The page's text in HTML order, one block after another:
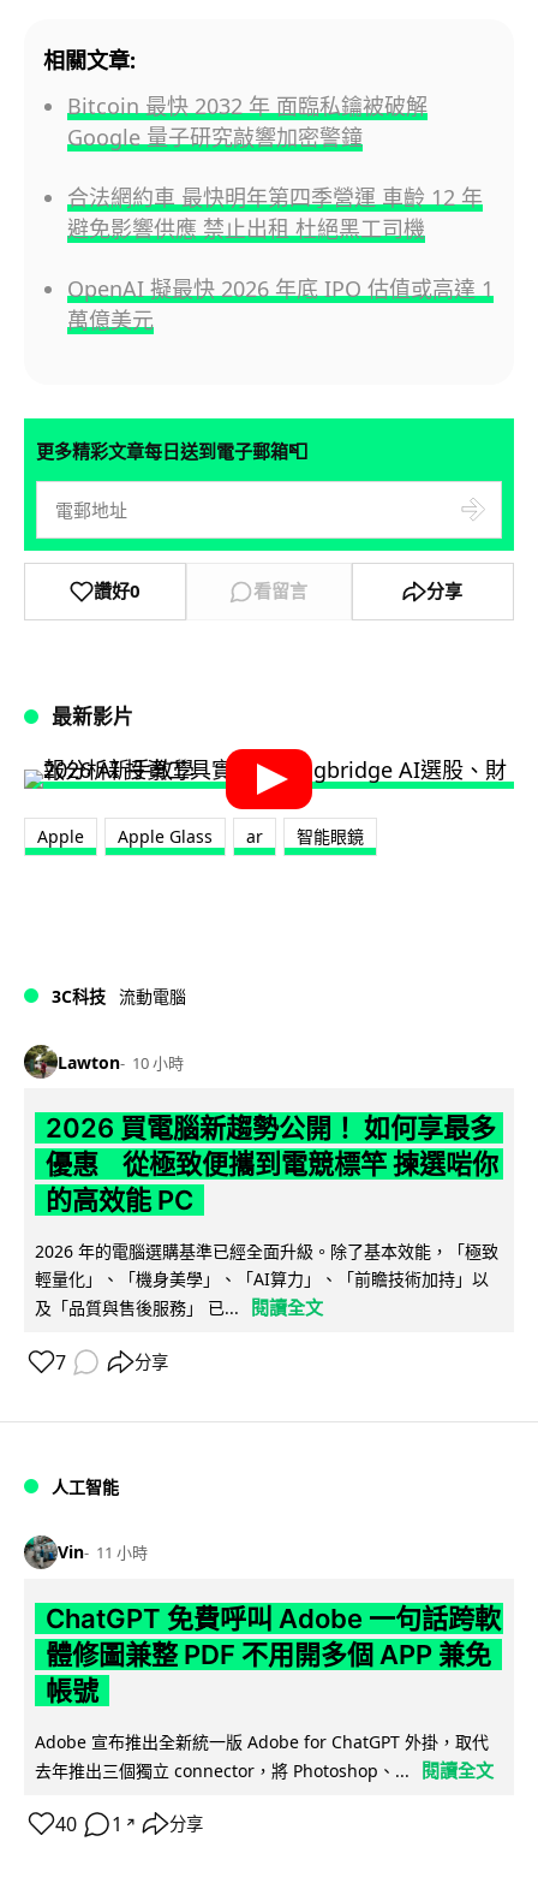
相關文章:
Bitcoin 最快 2032 年 面臨私鑰被破解
Google 量子研究敲響加密警鐘
合法網約車 最快明年第四季營運 車齡 12 年
避免影響供應 禁止出租 杜絕黑工司機
OpenAI 擬最快 2026 年底 IPO 估值或高達 1
萬億美元
更多精彩文章每日送到電子郵箱📮
讚好0 看留言 分享
最新影片
Apple Apple Glass ar 智能眼鏡
3C科技 流動電腦
Lawton 10 小時
2026 買電腦新趨勢公開！ 如何享最多
優惠 從極致便攜到電競標竿 揀選啱你
的高效能 PC
2026 年的電腦選購基準已經全面升級。除了基本效能，「極致
輕量化」、「機身美學」、「AI算力」、「前瞻技術加持」以
及「品質與售後服務」 已...
閱讀全文
7 分享
人工智能
Vin 11 小時
ChatGPT 免費呼叫 Adobe 一句話跨軟
體修圖兼整 PDF 不用開多個 APP 兼免
帳號
Adobe 宣布推出全新統一版 Adobe for ChatGPT 外掛，取代
去年推出三個獨立 connector，將 Photoshop、...
閱讀全文
40 1 ↗ 分享